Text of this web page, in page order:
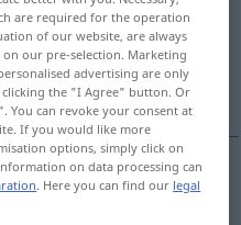
Umfang
Umweg
are required for the operation
of our website, are always
our pre-selection. Marketing
advertising are only
the "I Agree" button. Or
You can revoke your consent at
If you would like more
options, simply click on
on data processing can
. Here you can find our legal